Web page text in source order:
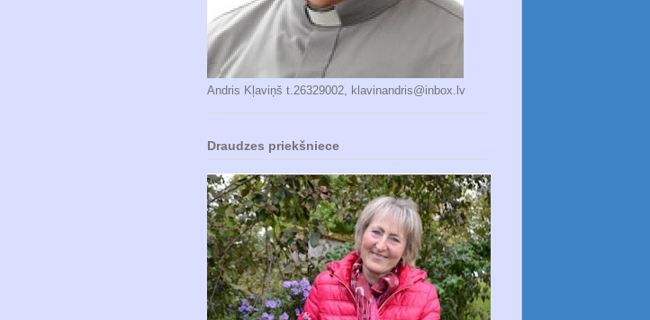
Andris Kļaviņš t.26329002, klavinandris@inbox.lv
Draudzes priekšniece